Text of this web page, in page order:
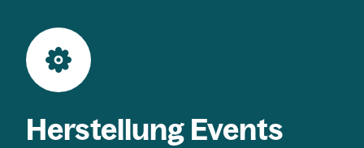
Herstellung Events